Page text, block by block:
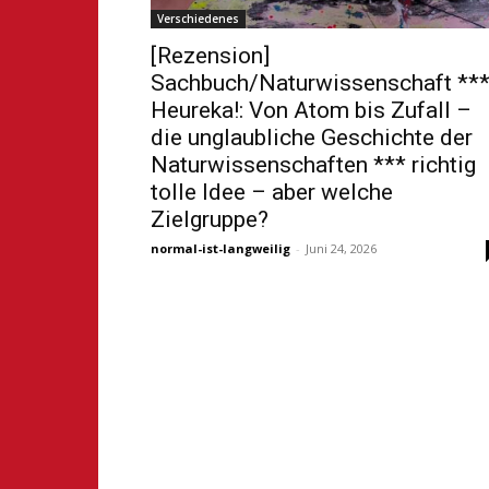
Verschiedenes
[Rezension]
Sachbuch/Naturwissenschaft ***
Heureka!: Von Atom bis Zufall –
die unglaubliche Geschichte der
Naturwissenschaften *** richtig
tolle Idee – aber welche
Zielgruppe?
normal-ist-langweilig - Juni 24, 2026